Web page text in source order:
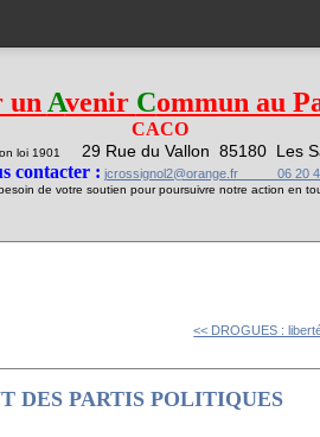
un Avenir Commun au
CACO
loi 1901 29 Rue du Vallon 85180 Les
contacter : jcrossignol2@orange.fr 06 20
de votre soutien pour poursuivre notre action en
<< DROGUES :
DES PARTIS POLITIQUES